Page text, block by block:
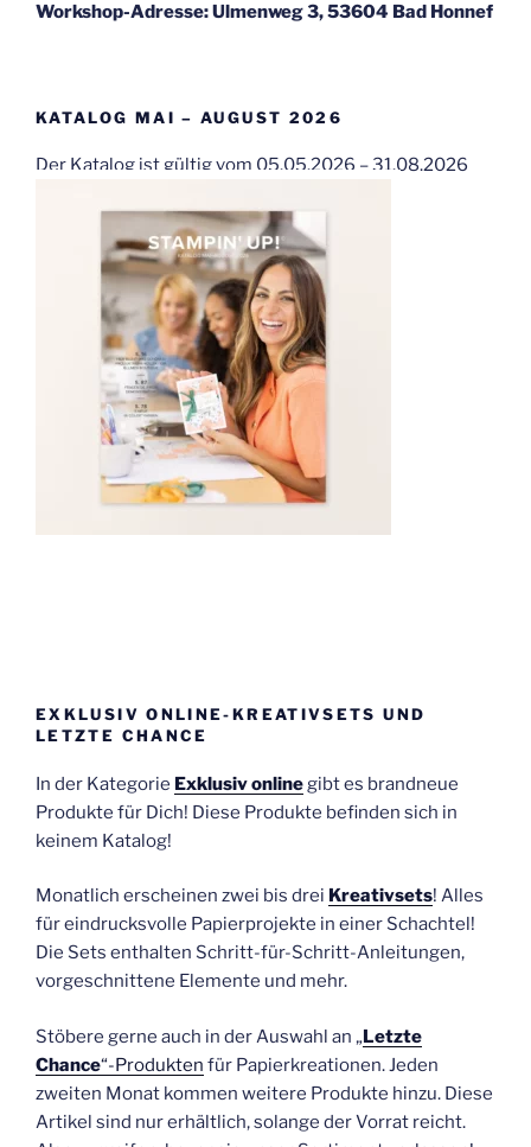
Workshop-Adresse: Ulmenweg 3, 53604 Bad Honnef
KATALOG MAI – AUGUST 2026
Der Katalog ist gültig vom 05.05.2026 – 31.08.2026
EXKLUSIV ONLINE-KREATIVSETS UND
LETZTE CHANCE
In der Kategorie Exklusiv onlinegibt es brandneue
Produkte für Dich! Diese Produkte befinden sich in
keinem Katalog!
Monatlich erscheinen zwei bis drei Kreativsets! Alles
für eindrucksvolle Papierprojekte in einer Schachtel!
Die Sets enthalten Schritt-für-Schritt-Anleitungen,
vorgeschnittene Elemente und mehr.
Stöbere gerne auch in der Auswahl an „Letzte
Chance“-Produkten für Papierkreationen. Jeden
zweiten Monat kommen weitere Produkte hinzu. Diese
Artikel sind nur erhältlich, solange der Vorrat reicht.